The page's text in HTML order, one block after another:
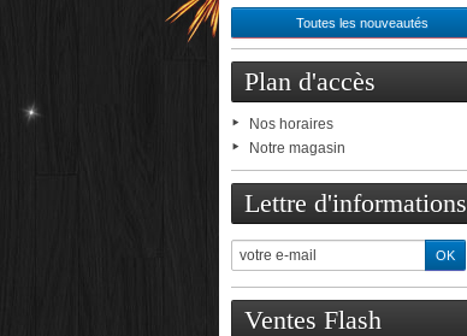
Toutes les nouveautés
Plan d'accès
Nos horaires
Notre magasin
Lettre d'informations
Ventes Flash